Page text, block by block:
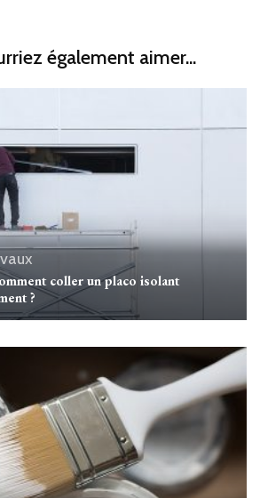
également aimer...
coller un placo isolant
?